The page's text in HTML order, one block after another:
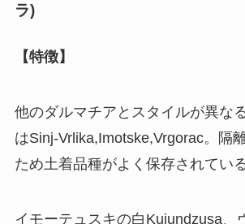
ラ)
【特徴】
他のダルマチアとスタイルが異な
はSinj-Vrlika,Imotske,Vrgorac。隔
ため土着品種がよく保存されている
イモーテュスキの白Kujundzusa、